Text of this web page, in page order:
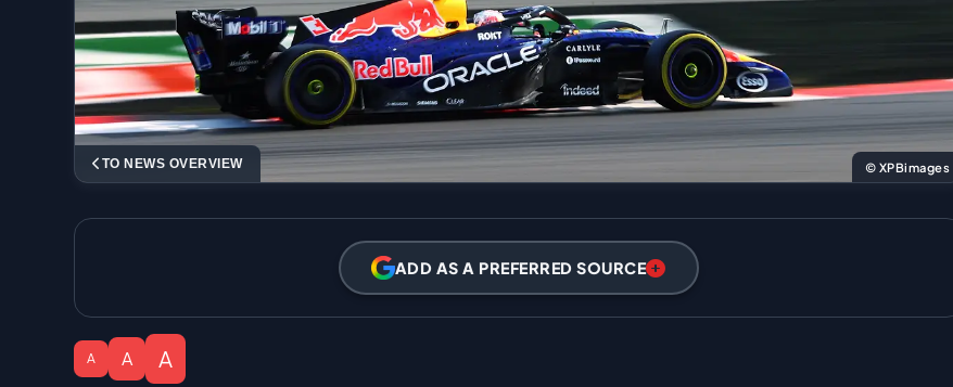
TO NEWS OVERVIEW © XPBimages
ADD AS A PREFERRED SOURCE
A A A